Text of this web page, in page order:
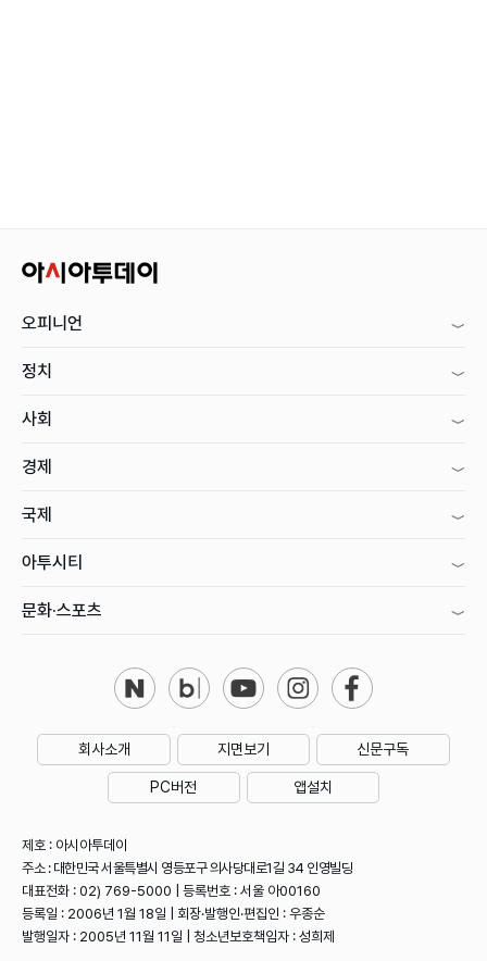
오피니언
정치
사회
경제
국제
아투시티
문화·스포츠
회사소개 지면보기 신문구독
PC버전 앱설치
제호 : 아시아투데이
주소 : 대한민국 서울특별시 영등포구 의사당대로1길 34 인영빌딩
대표전화 : 02) 769-5000 | 등록번호 : 서울 아00160
등록일 : 2006년 1월 18일 | 회장·발행인·편집인 : 우종순
발행일자 : 2005년 11월 11일 | 청소년보호책임자 : 성희제